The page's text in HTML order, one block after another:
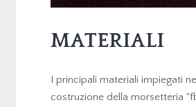
MATERIALI
I principali materiali impiegati
costruzione della morsetteria